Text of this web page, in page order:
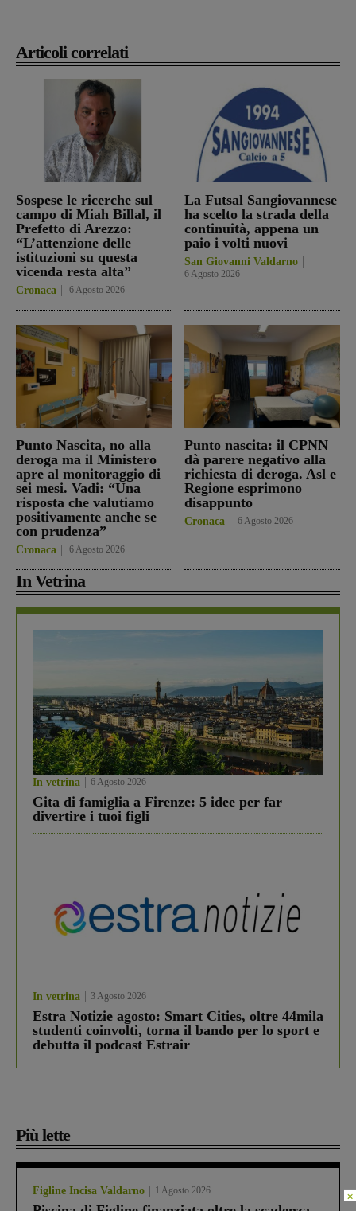
Articoli correlati
Sospese le ricerche sul
campo di Miah Billal, il
Prefetto di Arezzo:
“L’attenzione delle
istituzioni su questa
vicenda resta alta”
Cronaca 6 Agosto 2026
La Futsal Sangiovannese
ha scelto la strada della
continuità, appena un
paio i volti nuovi
San Giovanni Valdarno
6 Agosto 2026
Punto Nascita, no alla
deroga ma il Ministero
apre al monitoraggio di
sei mesi. Vadi: “Una
risposta che valutiamo
positivamente anche se
con prudenza”
Cronaca 6 Agosto 2026
Punto nascita: il CPNN
dà parere negativo alla
richiesta di deroga. Asl e
Regione esprimono
disappunto
Cronaca 6 Agosto 2026
In Vetrina
In vetrina 6 Agosto 2026
Gita di famiglia a Firenze: 5 idee per far
divertire i tuoi figli
In vetrina 3 Agosto 2026
Estra Notizie agosto: Smart Cities, oltre 44mila
studenti coinvolti, torna il bando per lo sport e
debutta il podcast Estrair
Più lette
Figline Incisa Valdarno 1 Agosto 2026 ×